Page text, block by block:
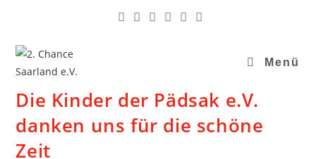
Menü
Die Kinder der Pädsak e.V.
danken uns für die schöne
Zeit